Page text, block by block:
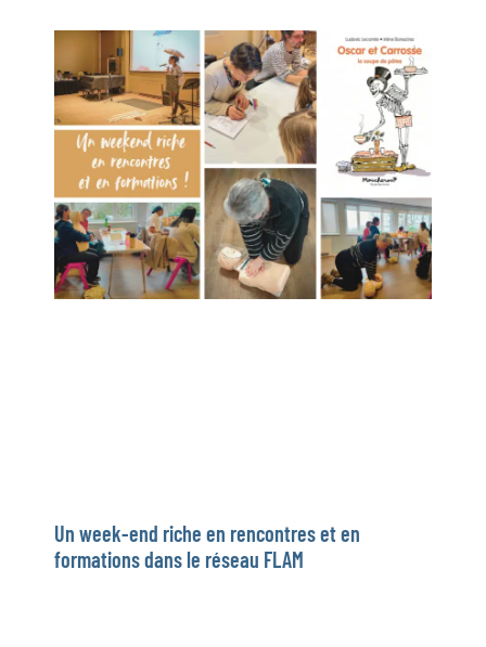
Un week-end riche en rencontres et en
formations dans le réseau FLAM